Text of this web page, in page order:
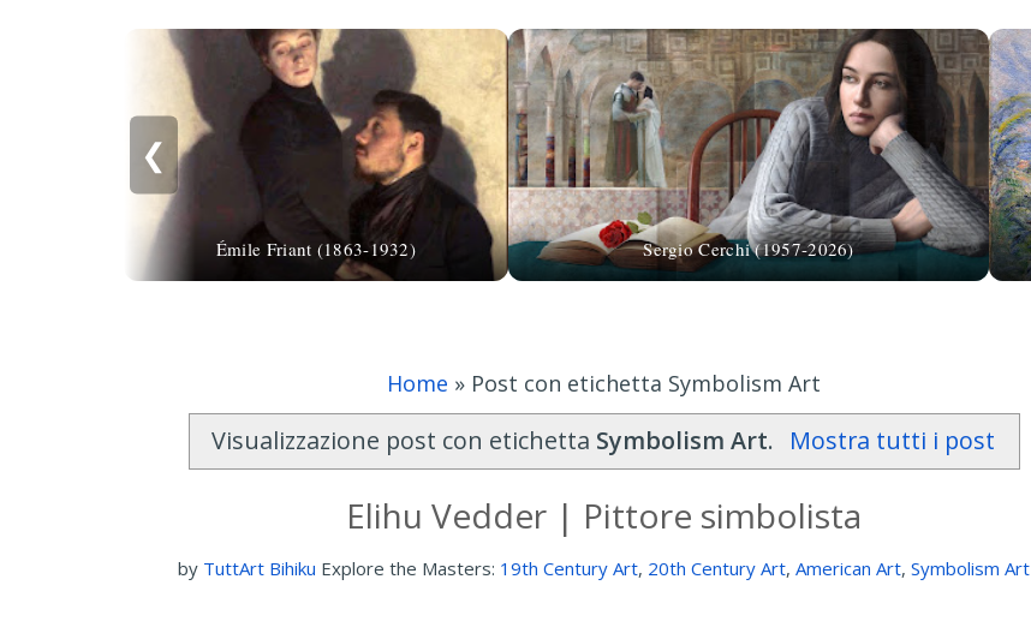
❮
Émile Friant (1863-1932) Sergio Cerchi (1957-2026)
Home » Post con etichetta Symbolism Art
Visualizzazione post con etichetta Symbolism Art. Mostra tutti i post
Elihu Vedder | Pittore simbolista
by TuttArt Bihiku Explore the Masters: 19th Century Art, 20th Century Art, American Art, Symbolism Art